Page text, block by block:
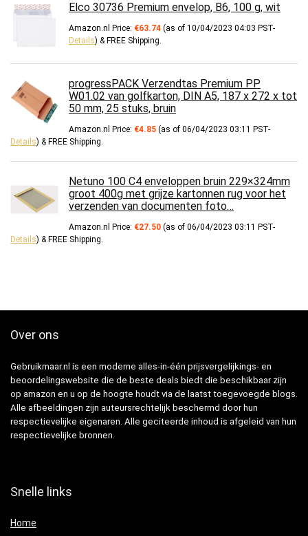
Elco 30736 Premium envelop, B6, 100 g, wit
Amazon.nl Price: €63.74 (as of 10/04/2023 04:03 PST-
Details) & FREE Shipping.
progressPACK Verzendtas Premium PP
W01.02 van golfkarton, DIN A5, 187 x 272 x tot
50 mm, 25 stuks, bruin
Amazon.nl Price: €4.85 (as of 06/04/2023 03:11 PST-
Details) & FREE Shipping.
Netuno 100 C4 enveloppen bruin 229×324mm
groot 400g met grijze kartonnen rug voor het
verzenden van documenten foto…
Amazon.nl Price: €27.50 (as of 06/04/2023 03:11 PST-
Details) & FREE Shipping.
Over ons
Gebruikmaar.nl is een moderne alles-in-één prijsvergelijkings- en
beoordelingswebsite die de beste deals biedt die beschikbaar zijn
op amazon en u op de hoogte houdt via de laatst toegevoegde blogs.
Alle afbeeldingen zijn auteursrechtelijk beschermd door hun
respectievelijke eigenaren. Alle geciteerde inhoud is afgeleid van hun
respectievelijke bronnen.
Snelle links
Home